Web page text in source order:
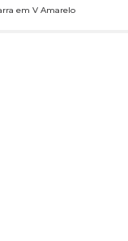
em V Amarelo